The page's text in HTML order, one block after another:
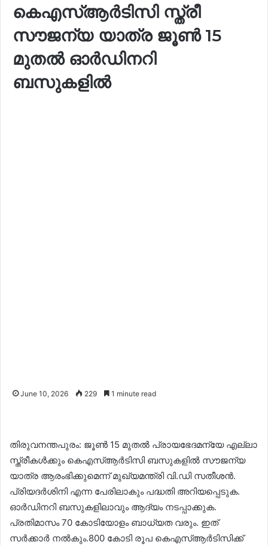
കെഎസ്‍ആര്‍ടിസി സ്ത്രീ
സൗജന്യ യാത്ര ജൂൺ 15
മുതൽ ഓര്‍ഡിനറി
ബസുകളിൽ
June 10, 2026 229 1 minute read
തിരുവനന്തപുരം: ജൂൺ 15 മുതൽ പ്രായഭേദമന്യേ എല്ലാ
സ്ത്രീകൾക്കും കെഎസ്ആര്‍ടിസി ബസുകളിൽ സൗജന്യ
യാത്ര ആരംഭിക്കുമെന്ന് മുഖ്യമന്ത്രി വി.ഡി സതീശൻ.
പ്രിയദർശിനി എന്ന പേരിലാകും പദ്ധതി അറിയപ്പെടുക.
ഓർഡിനറി ബസുകളിലാവും ആദ്യം നടപ്പാക്കുക.
പ്രതിമാസം 70 കോടിയോളം ബാധ്യത വരും. ഇത്
സർക്കാർ നൽകും.800 കോടി രൂപ കെഎസ്ആര്‍ടിസിക്ക്